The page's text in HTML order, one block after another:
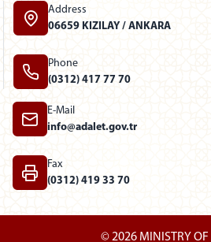
Address
06659 KIZILAY / ANKARA
Phone
(0312) 417 77 70
E-Mail
info@adalet.gov.tr
Fax
(0312) 419 33 70
© 2026 MINISTRY OF